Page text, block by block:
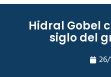
Hidral Gobel
siglo del